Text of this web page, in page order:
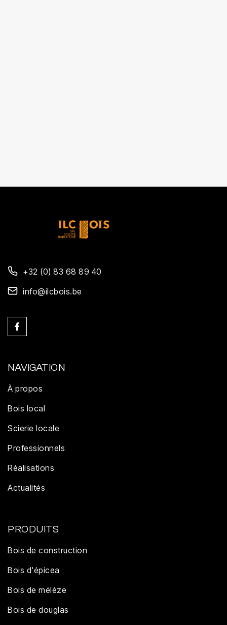
+32 (0) 83 68 89 40
info@ilcbois.be

NAVIGATION
À propos
Bois local
Scierie locale
Professionnels
Réalisations
Actualités
PRODUITS
Bois de construction
Bois d'épicea
Bois de mélèze
Bois de douglas